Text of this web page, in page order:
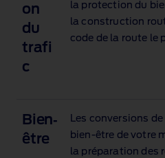
on
du
trafi
c
la protection du
la construction
code de la route le
Bien‑
être
Les conversions
bien‑être de votre
la préparation des